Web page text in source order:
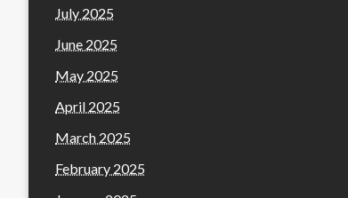
July 2025
June 2025
May 2025
April 2025
March 2025
February 2025